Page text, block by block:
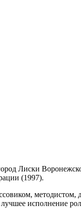
Лиски
(1997).
исполнение